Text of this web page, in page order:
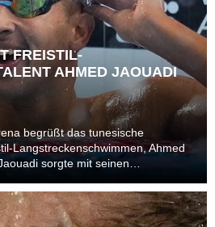
FREISTIL-
AHMED JAOUADI
begrüßt das tunesische
Langstreckenschwimmen, Ahmed
sorgte mit seinen
Furore in der Szene.